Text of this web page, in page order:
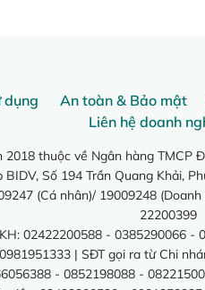
dụng An toàn & Bảo mật
Liên hệ doanh
thuộc về Ngân hàng TMCP
BIDV, Số 194 Trần Quang Khải,
(Cá nhân)/ 19009248
22200399
02422200588 - 0385290066
| SĐT gọi ra từ Chi
- 0852198088 -